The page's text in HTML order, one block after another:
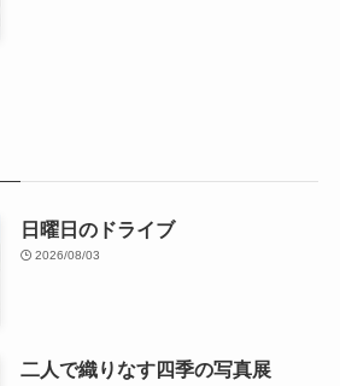
日曜日のドライブ
2026/08/03
二人で織りなす四季の写真展